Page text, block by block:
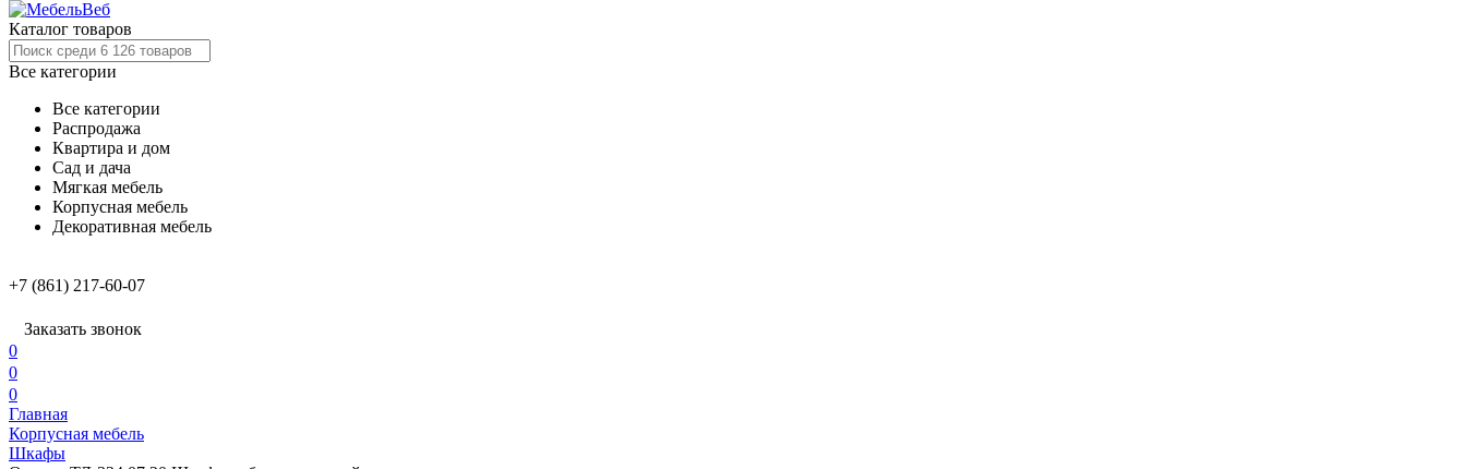
Каталог товаров
Все категории
Все категории
Распродажа
Квартира и дом
Сад и дача
Мягкая мебель
Корпусная мебель
Декоративная мебель
+7 (861) 217-60-07
Заказать звонок
0
0
0
Главная
Корпусная мебель
Шкафы